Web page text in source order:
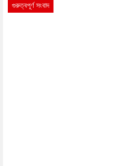
গুরুত্বপূর্ণ সংবাদ